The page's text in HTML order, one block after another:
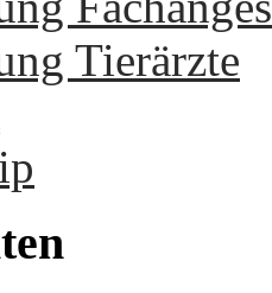
Tierärzte